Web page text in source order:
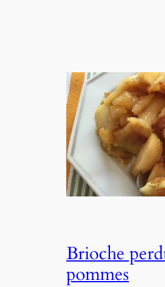
Brioche
pommes